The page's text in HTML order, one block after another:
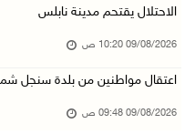
اعتقال مواطنين من بلدة سنجل
09/آب/2026 09:48 ص
قوات الاحتلال تنصب حاجزا
الاحتلال يقتحم مدينة نابلس
09/08/2026 10:20 ص
اعتقال مواطنين من بلدة سنجل
09/08/2026 09:48 ص